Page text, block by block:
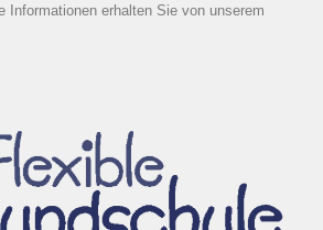
Informationen erhalten Sie von unserem